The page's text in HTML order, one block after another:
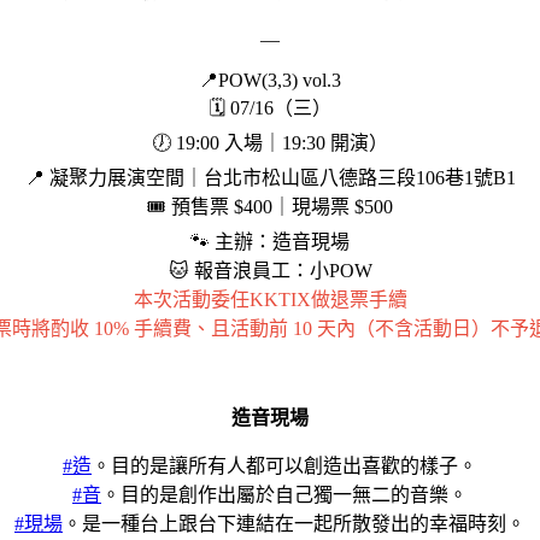
—
📍POW(3,3) vol.3
🗓️ 07/16（三）
🕖 19:00 入場｜19:30 開演）
📍 凝聚力展演空間｜台北市松山區八德路三段106巷1號B1
🎟️ 預售票 $400｜現場票 $500
🐾 主辦：造音現場
🐱 報音浪員工：小POW
本次活動委任KKTIX做退票手續
時將酌收 10% 手續費、且活動前 10 天內（不含活動日）不予
造音現場
#造 。目的是讓所有人都可以創造出喜歡的樣子。
#音 。目的是創作出屬於自己獨一無二的音樂。
#現場 。是一種台上跟台下連結在一起所散發出的幸福時刻。